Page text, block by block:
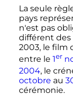
La seule
pays
n'est pas
différent des
2003, le film
entre le 1er
2004, le
octobre au
cérémonie.